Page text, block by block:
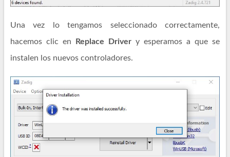
Una vez lo tengamos seleccionado correctamente,
hacemos clic en
Replace Driver y esperamos a que se
instalen los nuevos controladores.